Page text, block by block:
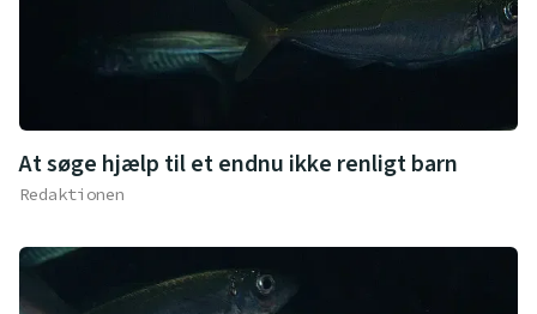
At søge hjælp til et endnu ikke renligt barn
Redaktionen